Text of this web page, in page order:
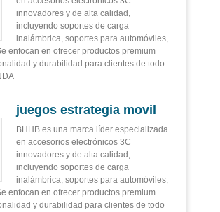
innovadores y de alta calidad,
incluyendo soportes de carga
inalámbrica, soportes para automóviles,
enfocan en ofrecer productos premium
y durabilidad para clientes de todo
juegos estrategia movil
BHHB es una marca líder especializada
en accesorios electrónicos 3C
innovadores y de alta calidad,
incluyendo soportes de carga
inalámbrica, soportes para automóviles,
enfocan en ofrecer productos premium
y durabilidad para clientes de todo